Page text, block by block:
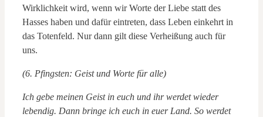
Wirklichkeit wird, wenn wir Worte der Liebe statt des
Hasses haben und dafür eintreten, dass Leben einkehrt in
das Totenfeld. Nur dann gilt diese Verheißung auch für
uns.
(6. Pfingsten: Geist und Worte für alle)
Ich gebe meinen Geist in euch und ihr werdet wieder
lebendig. Dann bringe ich euch in euer Land. So werdet